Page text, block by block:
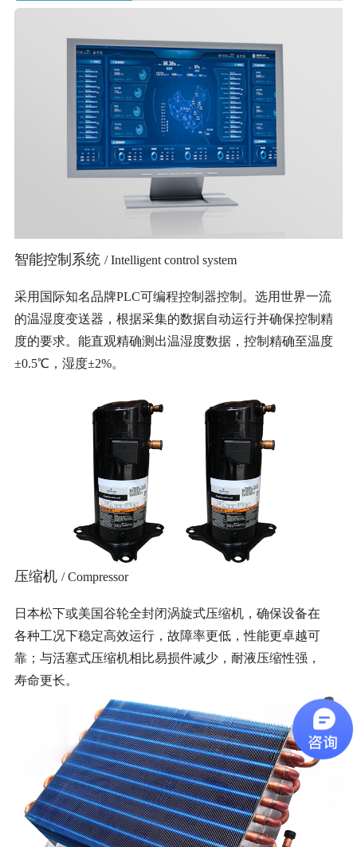
智能控制系统 / Intelligent control system
采用国际知名品牌PLC可编程控制器控制。选用世界一流
的温湿度变送器，根据采集的数据自动运行并确保控制精
度的要求。能直观精确测出温湿度数据，控制精确至温度
±0.5℃，湿度±2%。
压缩机 / Compressor
日本松下或美国谷轮全封闭涡旋式压缩机，确保设备在
各种工况下稳定高效运行，故障率更低，性能更卓越可
靠；与活塞式压缩机相比易损件减少，耐液压缩性强，
寿命更长。